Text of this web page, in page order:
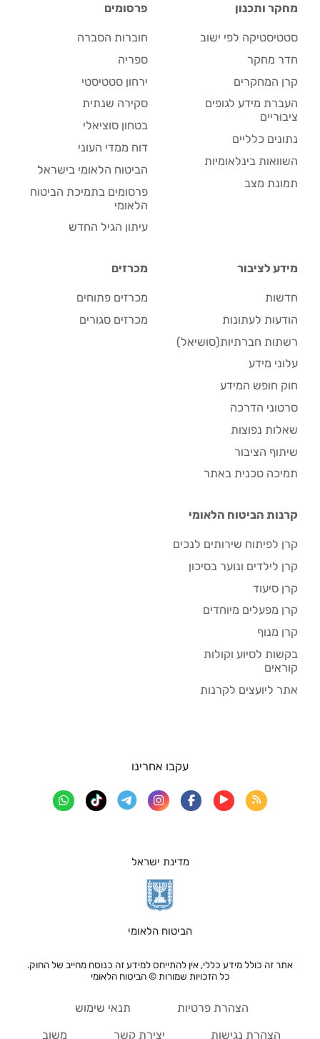
מחקר ותכנון
סטטיסטיקה לפי ישוב
חדר מחקר
קרן המחקרים
העברת מידע לגופים
ציבוריים
נתונים כלליים
השוואות בינלאומיות
תמונת מצב
פרסומים
חוברות הסברה
ספריה
ירחון סטטיסטי
סקירה שנתית
בטחון סוציאלי
דוח ממדי העוני
הביטוח הלאומי בישראל
פרסומים בתמיכת הביטוח
הלאומי
עיתון הגיל החדש
מידע לציבור
חדשות
הודעות לעתונות
רשתות חברתיות(סושיאל)
עלוני מידע
חוק חופש המידע
סרטוני הדרכה
שאלות נפוצות
שיתוף הציבור
תמיכה טכנית באתר
מכרזים
מכרזים פתוחים
מכרזים סגורים
קרנות הביטוח הלאומי
קרן לפיתוח שירותים לנכים
קרן לילדים ונוער בסיכון
קרן סיעוד
קרן מפעלים מיוחדים
קרן מנוף
בקשות לסיוע וקולות
קוראים
אתר ליועצים לקרנות
מדינת ישראל
הביטוח הלאומי
אתר זה כולל מידע כללי, אין להתייחס למידע זה כנוסח מחייב של החוק.
כל הזכויות שמורות © הביטוח הלאומי
עקבו אחרינו
הצהרת פרטיות תנאי שימוש
הצהרת נגישות יצירת קשר משוב